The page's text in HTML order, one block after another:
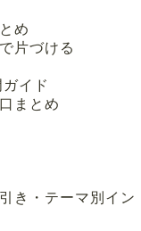
め
片づける
イド
まとめ
き・テーマ別イン